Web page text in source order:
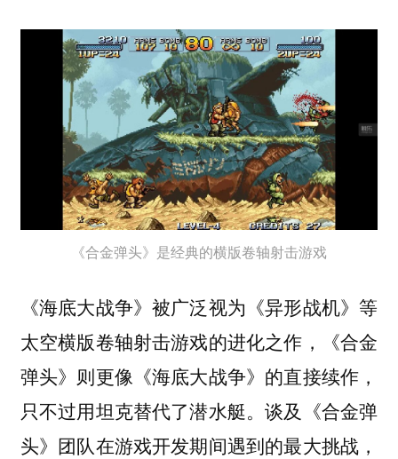
《合金弹头》是经典的横版卷轴射击游戏
《海底大战争》被广泛视为《异形战机》等
太空横版卷轴射击游戏的进化之作，《合金
弹头》则更像《海底大战争》的直接续作，
只不过用坦克替代了潜水艇。谈及《合金弹
头》团队在游戏开发期间遇到的最大挑战，